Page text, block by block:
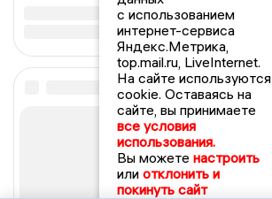
с использованием
интернет-сервиса
Яндекс.Метрика,
top.mail.ru, LiveInternet.
На сайте используются
cookie. Оставаясь на
сайте, вы принимаете
все условия
использования.
Вы можете настроить
или отклонить и
покинуть сайт